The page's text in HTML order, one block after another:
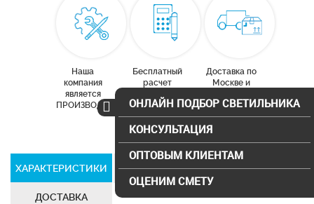
Наша
компания
является
ПРОИЗВОДИТЕЛЕМ
Бесплатный
расчет
Доставка по
Москве и
области
ХАРАКТЕРИСТИКИ СЕРТИФИКАТЫ
ДОСТАВКА
ОНЛАЙН ПОДБОР СВЕТИЛЬНИКА
КОНСУЛЬТАЦИЯ
ОПТОВЫМ КЛИЕНТАМ
ОЦЕНИМ СМЕТУ